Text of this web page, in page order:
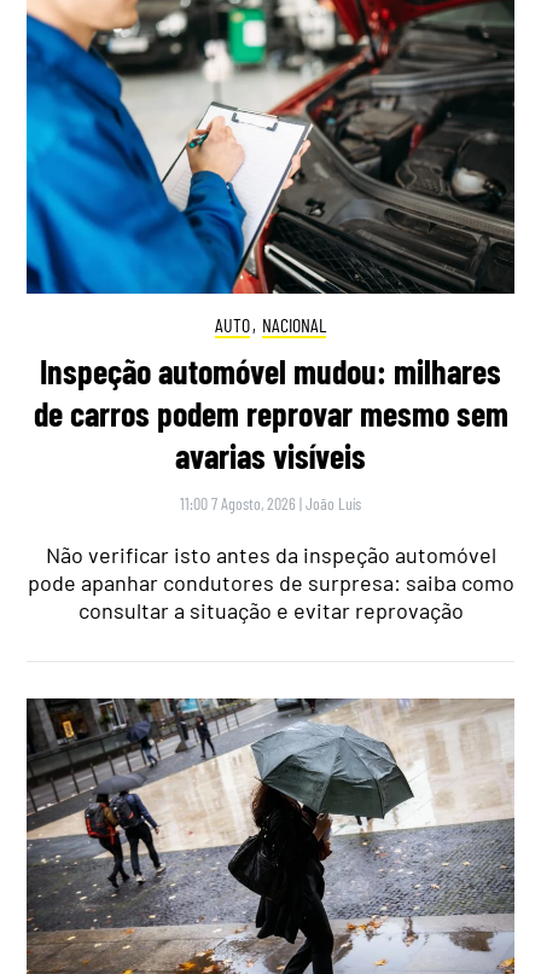
AUTO, NACIONAL
Inspeção automóvel mudou: milhares
de carros podem reprovar mesmo sem
avarias visíveis
11:00 7 Agosto, 2026 |João Luís
Não verificar isto antes da inspeção automóvel
pode apanhar condutores de surpresa: saiba como
consultar a situação e evitar reprovação